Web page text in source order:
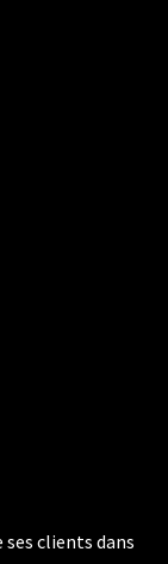
ses clients dans